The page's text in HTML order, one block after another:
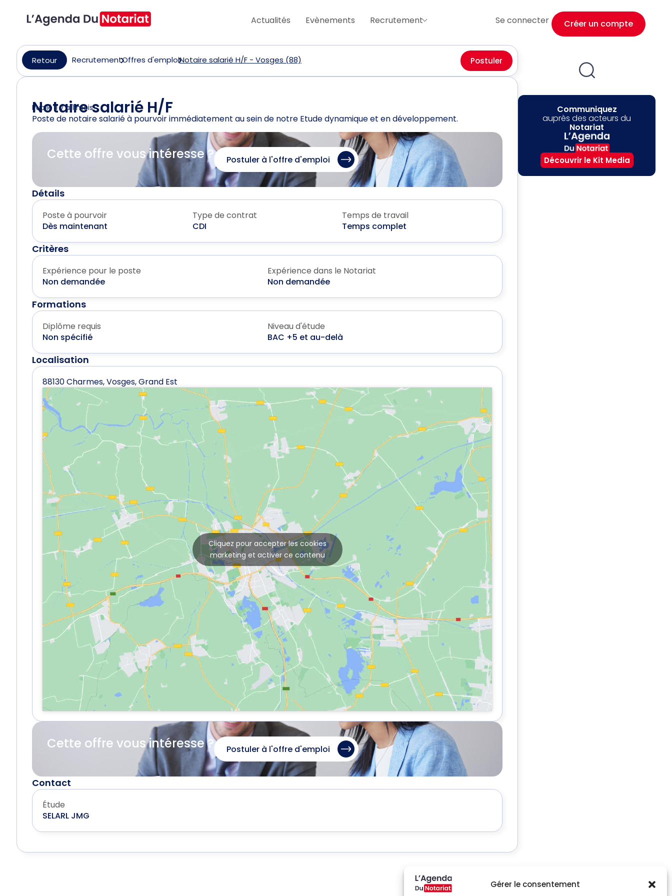
Gérer le consentement
Actualités Evènements Recrutement Se connecter Créer un compte
Retour RecrutementOffres d'emploiNotaire salarié H/F - Vosges (88) Postuler
Notaire salarié H/F
Publié il y a 1 mois
Poste de notaire salarié à pourvoir immédiatement au sein de notre Etude dynamique et en développement.
Cette offre vous intéresse ? Postuler à l'offre d'emploi
Détails
Poste à pourvoir
Dès maintenant
Type de contrat
CDI
Temps de travail
Temps complet
Critères
Expérience pour le poste
Non demandée
Expérience dans le Notariat
Non demandée
Formations
Diplôme requis
Non spécifié
Niveau d'étude
BAC +5 et au-delà
Localisation
88130 Charmes, Vosges, Grand Est
Cliquez pour accepter les cookies
marketing et activer ce contenu
Cette offre vous intéresse ? Postuler à l'offre d'emploi
Contact
Étude
SELARL JMG
Communiquez
auprès des acteurs du
Notariat
Découvrir le Kit Media